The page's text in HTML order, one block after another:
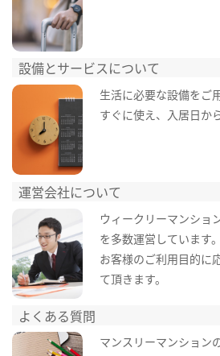
設備とサービスについて
生活に必要な設備をご
すぐに使え、入居日か
運営会社について
ウィークリーマンショ
を多数運営しています。
お客様のご利用目的に
て頂きます。
よくある質問
マンスリーマンション